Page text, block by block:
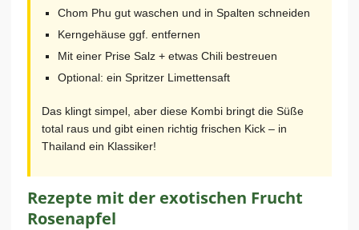
Chom Phu gut waschen und in Spalten schneiden
Kerngehäuse ggf. entfernen
Mit einer Prise Salz + etwas Chili bestreuen
Optional: ein Spritzer Limettensaft
Das klingt simpel, aber diese Kombi bringt die Süße
total raus und gibt einen richtig frischen Kick – in
Thailand ein Klassiker!
Rezepte mit der exotischen Frucht
Rosenapfel